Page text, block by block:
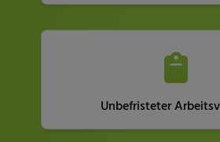
Unbefristeter